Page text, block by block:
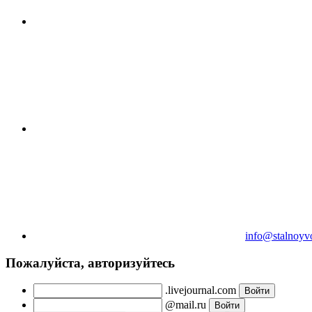
Пожалуйста, авторизуйтесь
.livejournal.com
@mail.ru